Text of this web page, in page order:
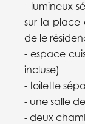
- lumineux
sur la place
de le
- espace
incluse)
- toilette
- une salle
- deux